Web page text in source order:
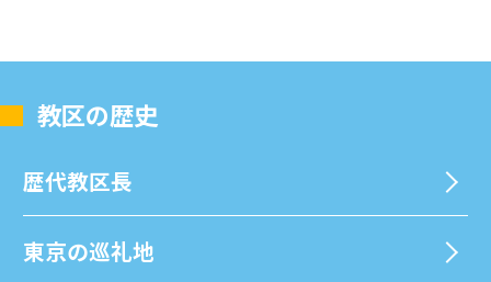
教区の歴史
歴代教区⻑
東京の巡礼地